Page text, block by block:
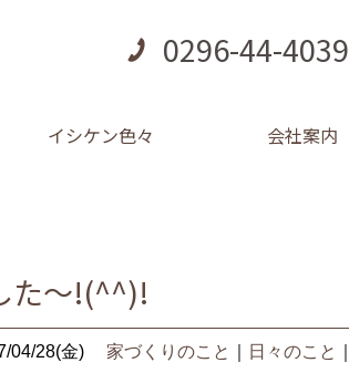
0296-44-4039
イシケン色々 会社案内
た～!(^^)!
04/28(金) 家づくりのこと 日々のこと